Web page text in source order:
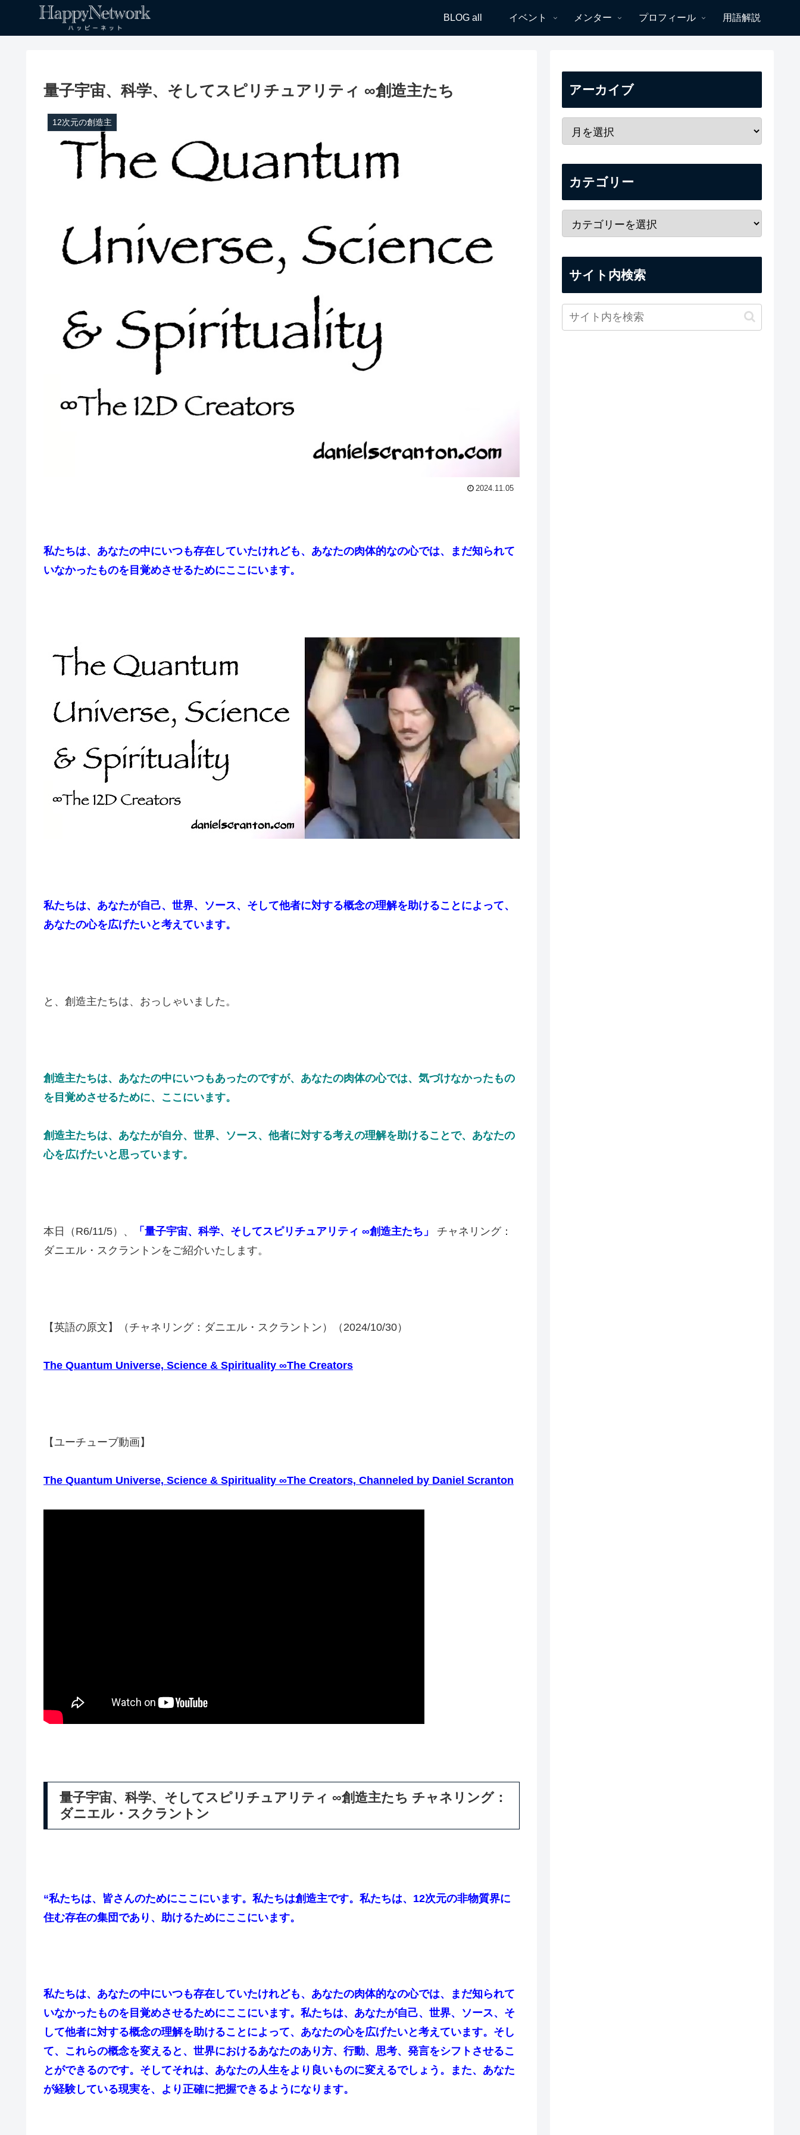
BLOG all イベント メンター プロフィール 用語解説
量子宇宙、科学、そしてスピリチュアリティ ∞創造主たち
12次元の創造主
2024.11.05
私たちは、あなたの中にいつも存在していたけれども、あなたの肉体的なの心では、まだ知られて
いなかったものを目覚めさせるためにここにいます。
私たちは、あなたが自己、世界、ソース、そして他者に対する概念の理解を助けることによって、
あなたの心を広げたいと考えています。
と、創造主たちは、おっしゃいました。
創造主たちは、あなたの中にいつもあったのですが、あなたの肉体の心では、気づけなかったもの
を目覚めさせるために、ここにいます。
創造主たちは、あなたが自分、世界、ソース、他者に対する考えの理解を助けることで、あなたの
心を広げたいと思っています。
本日（R6/11/5）、 「量子宇宙、科学、そしてスピリチュアリティ ∞創造主たち」
チャネリング：
ダニエル・スクラントンをご紹介いたします。
【英語の原文】（チャネリング：ダニエル・スクラントン）（2024/10/30）
The Quantum Universe, Science & Spirituality ∞The Creators
【ユーチューブ動画】
The Quantum Universe, Science & Spirituality ∞The Creators, Channeled by Daniel Scranton
量子宇宙、科学、そしてスピリチュアリティ ∞創造主たち チャネリング：
ダニエル・スクラントン
“私たちは、皆さんのためにここにいます。私たちは創造主です。私たちは、12次元の非物質界に
住む存在の集団であり、助けるためにここにいます。
私たちは、あなたの中にいつも存在していたけれども、あなたの肉体的なの心では、まだ知られて
いなかったものを目覚めさせるためにここにいます。私たちは、あなたが自己、世界、ソース、そ
して他者に対する概念の理解を助けることによって、あなたの心を広げたいと考えています。そし
て、これらの概念を変えると、世界におけるあなたのあり方、行動、思考、発言をシフトさせるこ
とができるのです。そしてそれは、あなたの人生をより良いものに変えるでしょう。また、あなた
が経験している現実を、より正確に把握できるようになります。
アーカイブ
カテゴリー
サイト内検索